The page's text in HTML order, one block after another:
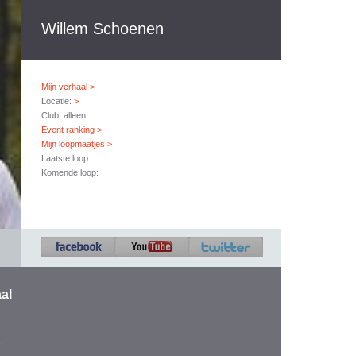
Willem Schoenen
Mijn verhaal >
Locatie: >
Club: alleen
Event ranking >
Mijn loopmaatjes >
Laatste loop:
Komende loop: